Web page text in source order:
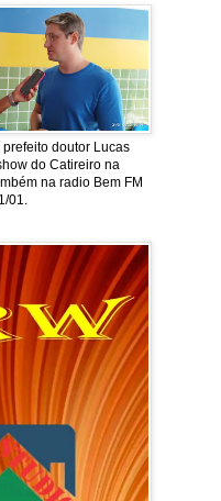
doutor Lucas
do Catireiro na
na radio Bem FM
01.